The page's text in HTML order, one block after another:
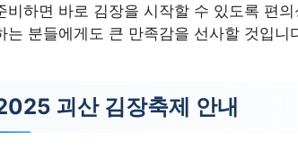
비하면 바로 김장을 시작할 수 있도록 편
는 분들에게도 큰 만족감을 선사할 것입니
괴산 김장축제 안내